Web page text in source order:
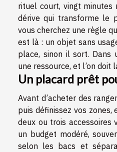
rituel court, vingt minutes
dérive qui transforme le
vous cherchez une règle
est là : un objet sans
place, sinon il sort. Dans
une ressource, et l’on doit
Un placard prêt
Avant d’acheter des
puis définissez vos zones,
deux ou trois accessoires
un budget modéré,
selon les bacs et